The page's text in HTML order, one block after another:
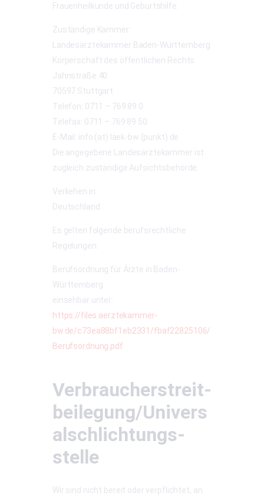
Frauenheilkunde und Geburtshilfe.
Zuständige Kammer:
Landesärztekammer Baden-Württemberg
Körperschaft des öffentlichen Rechts
Jahnstraße 40
70597 Stuttgart
Telefon: 0711 – 769 89 0
Telefax: 0711 – 769 89 50
E-Mail: info (at) laek-bw (punkt) de
Die angegebene Landesärztekammer ist
zugleich zuständige Aufsichtsbehörde.
Verliehen in:
Deutschland
Es gelten folgende berufsrechtliche
Regelungen:
Berufsordnung für Ärzte in Baden-
Württemberg
einsehbar unter:
https://files.aerztekammer-
bw.de/c73ea88bf1eb2331/fbaf22825106/
Berufsordnung.pdf
Verbraucher­streit­
beilegung/Univers
al­schlichtungs­
stelle
Wir sind nicht bereit oder verpflichtet, an